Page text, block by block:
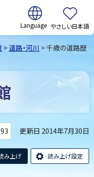
翻訳:
やさしい日本語
> 道路・河川 > 千歳の道路歴
更新日 2014年7月30日
み上げ 読み上げ設定